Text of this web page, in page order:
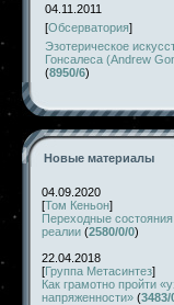
04.11.2011
[Обсерватория]
Эзотерическое
Гонсалеса (Andrew
(8950/6)
Новые материалы
04.09.2020
[Том Кеньон]
Переходные
реалии (2580/0/0)
22.04.2018
[Группа Метасинтез]
Как грамотно пройти
напряженности» (3483/